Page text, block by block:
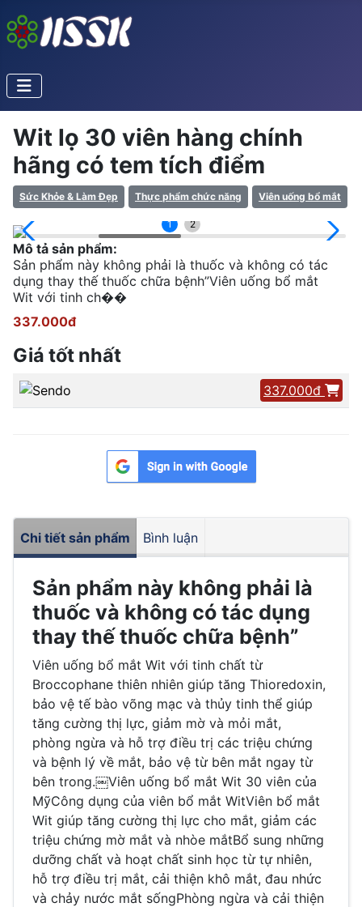
Wit lọ 30 viên hàng chính
hãng có tem tích điểm
Sức Khỏe & Làm Đẹp Thực phẩm chức năng Viên uống bổ mắt
1 2
Mô tả sản phẩm:
Sản phẩm này không phải là thuốc và không có tác
dụng thay thế thuốc chữa bệnh”Viên uống bổ mắt
Wit với tinh ch��
337.000đ
Giá tốt nhất
337.000đ
Chi tiết sản phẩm Bình luận
Sản phẩm này không phải là
thuốc và không có tác dụng
thay thế thuốc chữa bệnh”
Viên uống bổ mắt Wit với tinh chất từ
Broccophane thiên nhiên giúp tăng Thioredoxin,
bảo vệ tế bào võng mạc và thủy tinh thể giúp
tăng cường thị lực, giảm mờ và mỏi mắt,
phòng ngừa và hỗ trợ điều trị các triệu chứng
và bệnh lý về mắt, bảo vệ từ bên mắt ngay từ
bên trong.￼Viên uống bổ mắt Wit 30 viên của
MỹCông dụng của viên bổ mắt WitViên bổ mắt
Wit giúp tăng cường thị lực cho mắt, giảm các
triệu chứng mờ mắt và nhòe mắtBổ sung những
dưỡng chất và hoạt chất sinh học từ tự nhiên,
hỗ trợ điều trị mắt, cải thiện khô mắt, đau nhức
và chảy nước mắt sốngPhòng ngừa và cải thiện